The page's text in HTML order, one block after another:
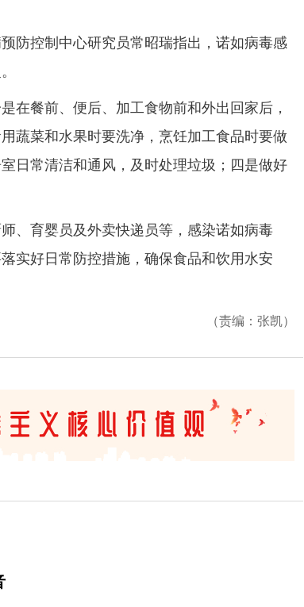
控制中心研究员常昭瑞指出，诺如病毒感
餐前、便后、加工食物前和外出回家后，
蔬菜和水果时要洗净，烹饪加工食品时要做
日常清洁和通风，及时处理垃圾；四是做好
育婴员及外卖快递员等，感染诺如病毒
实好日常防控措施，确保食品和饮用水安
（责编：张凯）